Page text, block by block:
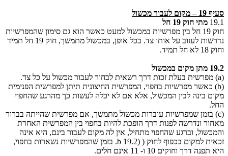
סעיף 19 – מקום לעבור מכשול
19.1 מתי חוק 19
חל
חוק 19 חל בין מפרשיות במכשול למעט כאשר הוא גם סימון שהמפרשיות
נדרשות לעזוב על אותו צד. בכל אופן, במכשול מתמשך, חוק 19 חל תמיד
וחוק 18 לא חל תמיד.
19.2 מתן מקום במכשול
(a) מפרשית בעלת זכות דרך רשאית לבחור לעבור מכשול על כל צד.
(b) כאשר מפרשיות בחפוי, המפרשית החיצונית תיתן למפרשית הפנימית
מקום בינה לבין המכשול, אלא אם לא יכלה לעשות כך מהרגע שהחפוי
החל.
(c) בזמן שמפרשיות עוברות מכשול מתמשך, אם מפרשית שהייתה בברור
מאחור ונדרשה לפנות דרך הופכת להיות בחפוי בין המפרשית האחרת
והמכשול, וברגע שהחפוי מתחיל, אין לה מקום לעבור בינם, היא אינה
זכאית למקום בכפוף לחוק ( (b 19.2. בזמן שהמפרשיות נשארות בחפוי,
היא תפנה דרך וחוקים 10 ו- 11 אינם חלים.